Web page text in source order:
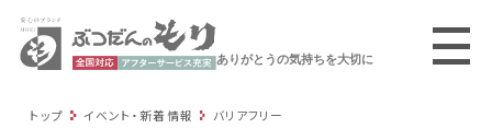
ありがとうの気持ちを大切に
トップ イベント・新着情報 バリアフリー